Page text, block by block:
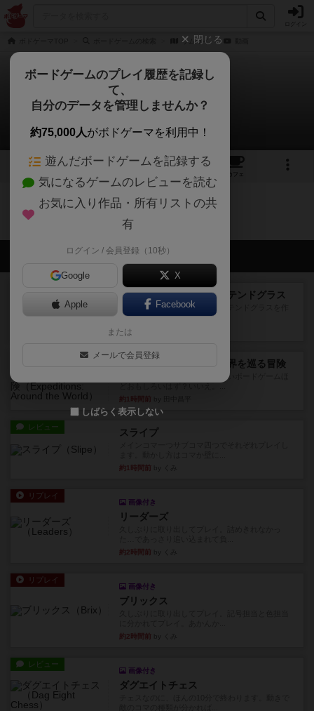
サムライ
サムライ
0件の動画
10 7
カフェ
サムライのトップに戻る
会員の新しい投稿
アズール：シントラのステンドグラス
大好きなアズールシリーズ。ステンドグラスを作
っていきます✨1部より自由...
35分前
エクスペディション：世界を巡る冒険
クラマー氏の不朽の名作。新しいボードゲームほ
約1時間前
レビュー スライプ
約1時間前
リプレイ
画像付き
リーダーズ
約2時間前
リプレイ
画像付き
ブリックス
約2時間前
レビュー
画像付き
ダグエイトチェス
閉じる
ボードゲームのプレイ履歴を記録し
て、
自分のデータを管理しませんか？
約75,000人がボドゲーマを利用中！
遊んだボードゲームを記録する
気になるゲームのレビューを読む
お気に入り作品・所有リストの共
有
ログイン / 会員登録（10秒）
Google X
Apple Facebook
または
メールで会員登録
しばらく表示しない